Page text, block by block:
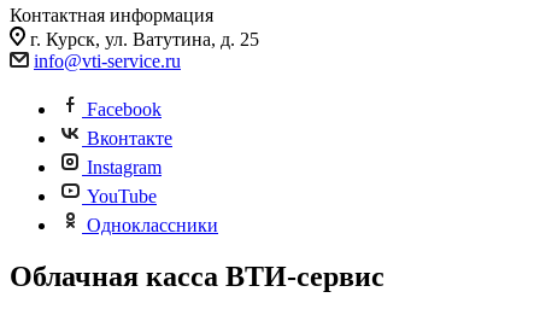
Контактная информация
г. Курск, ул. Ватутина, д. 25
info@vti-service.ru
Facebook
Вконтакте
Instagram
YouTube
Одноклассники
Облачная касса ВТИ-сервис